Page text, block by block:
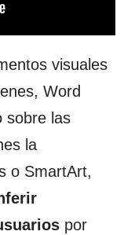
visuales
Word
sobre las
la
o SmartArt,
por